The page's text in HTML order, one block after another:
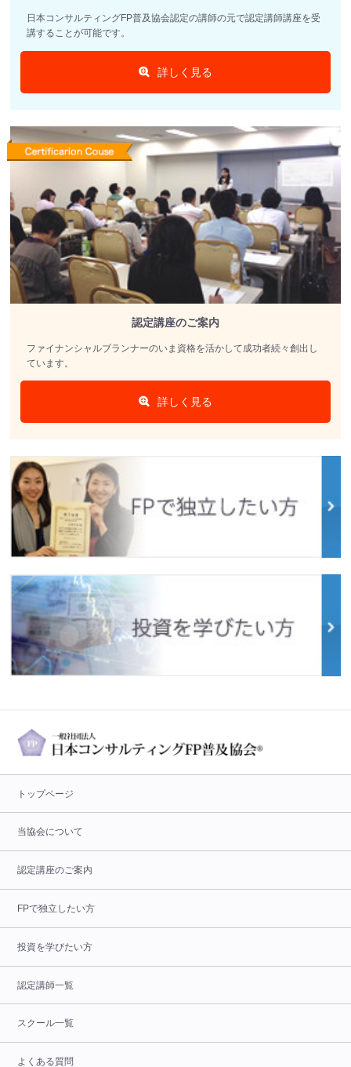
日本コンサルティングFP普及協会認定の講師の元で認定講師講座を受
講することが可能です。
詳しく見る
認定講座のご案内
ファイナンシャルブランナーのいま資格を活かして成功者続々創出し
ています。
詳しく見る
トップページ
当協会について
認定講座のご案内
FPで独立したい方
投資を学びたい方
認定講師一覧
スクール一覧
よくある質問